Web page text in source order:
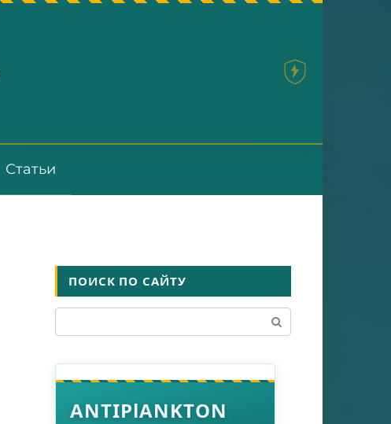
Статьи
ПОИСК ПО САЙТУ
ANTIPlANKTON